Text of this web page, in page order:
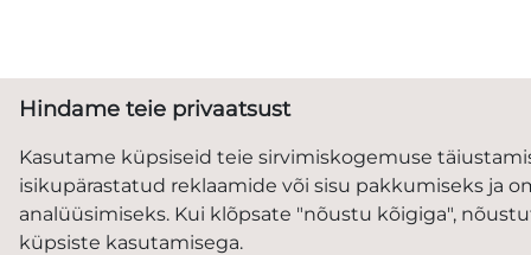
Hindame teie privaatsust
Kasutame küpsiseid teie sirvimiskogemuse
isikupärastatud reklaamide või sisu pakkumiseks ja
analüüsimiseks. Kui klõpsate "nõustu kõigiga",
küpsiste kasutamisega.